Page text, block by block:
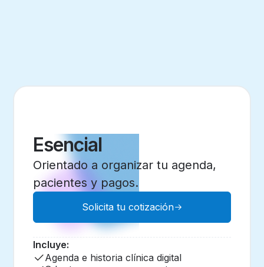
Esencial
Orientado a organizar tu agenda,
pacientes y pagos.
Solicita tu cotización
Incluye:
Agenda e historia clínica digital